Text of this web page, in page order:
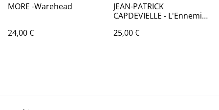
MORE -Warehead
24,00 €
JEAN-PATRICK
CAPDEVIELLE - L'Ennemi
Audio: NM - CBS 85892
25,00 €